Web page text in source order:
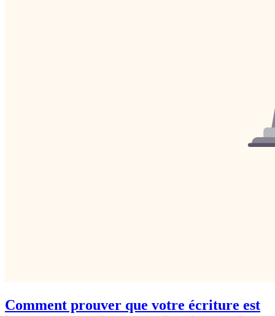
Comment prouver que votre écriture est